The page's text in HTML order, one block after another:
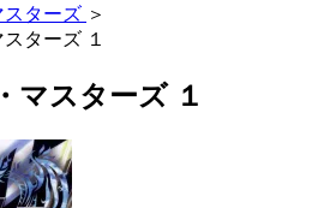
スターズ ＞
ターズ １
マスターズ １